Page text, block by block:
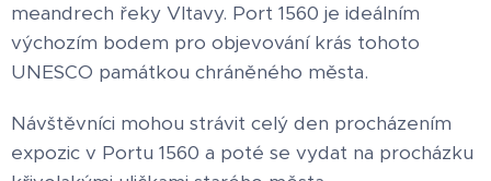
meandrech řeky Vltavy. Port 1560 je ideálním
výchozím bodem pro objevování krás tohoto
UNESCO památkou chráněného města.
Návštěvníci mohou strávit celý den procházením
expozic v Portu 1560 a poté se vydat na procházku